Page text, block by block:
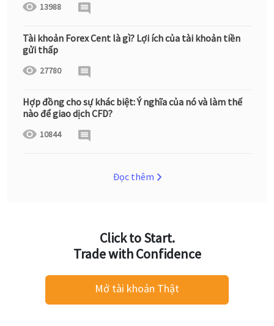
13988
Tài khoản Forex Cent là gì? Lợi ích của tài khoản tiền
gửi thấp
27780
Hợp đồng cho sự khác biệt: Ý nghĩa của nó và làm thế
nào để giao dịch CFD?
10844
Đọc thêm
Click to Start.
Trade with Confidence
Mở tài khoản Thật